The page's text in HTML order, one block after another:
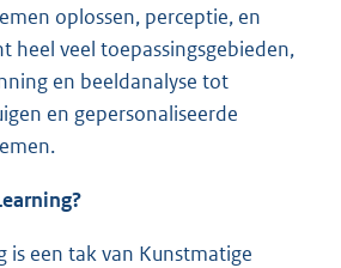
oplossen, perceptie, en
heel veel toepassingsgebieden,
en beeldanalyse tot
en gepersonaliseerde
is een tak van Kunstmatige